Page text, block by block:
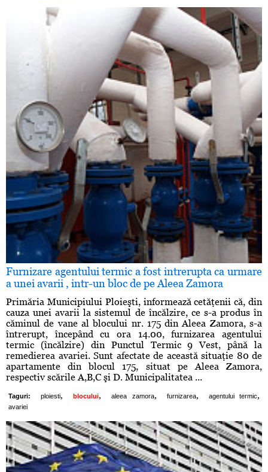
Furnizare agentului termic a fost intrerupta ca urmare
a unei avarii , intr-un bloc de pe Aleea Zamora
Primăria Municipiului Ploieşti, informează cetăţenii că, din
cauza unei avarii la sistemul de încălzire, ce s-a produs în
căminul de vane al blocului nr. 175 din Aleea Zamora, s-a
întrerupt, începând cu ora 14.00, furnizarea agentului
termic (încălzire) din Punctul Termic 9 Vest, până la
remedierea avariei. Sunt afectate de această situaţie 80 de
apartamente din blocul 175, situat pe Aleea Zamora,
respectiv scările A,B,C şi D. Municipalitatea ...
Taguri: ploiesti, blocului, aleea zamora, furnizarea, agentului termic,
avariei